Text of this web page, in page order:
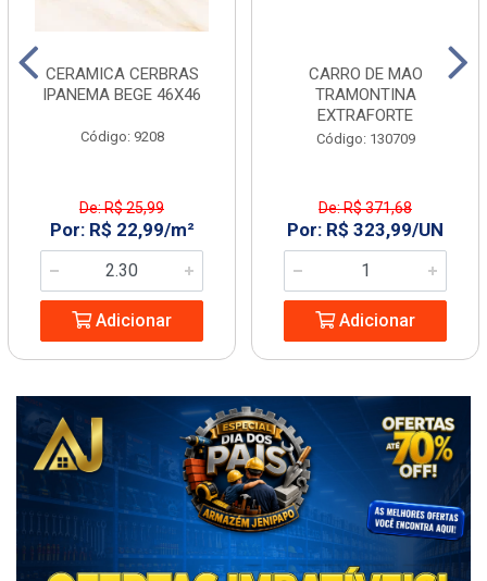
CERAMICA CERBRAS
IPANEMA BEGE 46X46
Código: 9208
De: R$ 25,99
Por: R$ 22,99/m²
Adicionar
CARRO DE MAO
TRAMONTINA
EXTRAFORTE
Código: 130709
De: R$ 371,68
Por: R$ 323,99/UN
Adicionar